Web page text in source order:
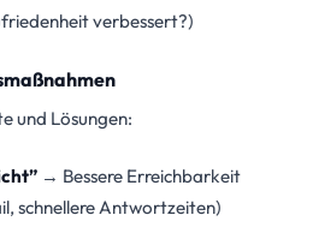
verbessert?)
und Lösungen:
→ Bessere Erreichbarkeit
schnellere Antwortzeiten)